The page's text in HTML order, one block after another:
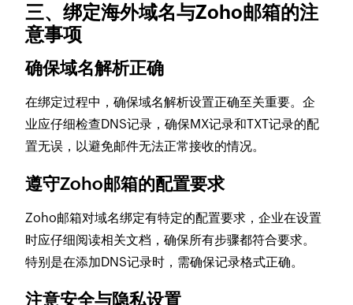
三、绑定海外域名与Zoho邮箱的注
意事项
确保域名解析正确
在绑定过程中，确保域名解析设置正确至关重要。企
业应仔细检查DNS记录，确保MX记录和TXT记录的配
置无误，以避免邮件无法正常接收的情况。
遵守Zoho邮箱的配置要求
Zoho邮箱对域名绑定有特定的配置要求，企业在设置
时应仔细阅读相关文档，确保所有步骤都符合要求。
特别是在添加DNS记录时，需确保记录格式正确。
注意安全与隐私设置